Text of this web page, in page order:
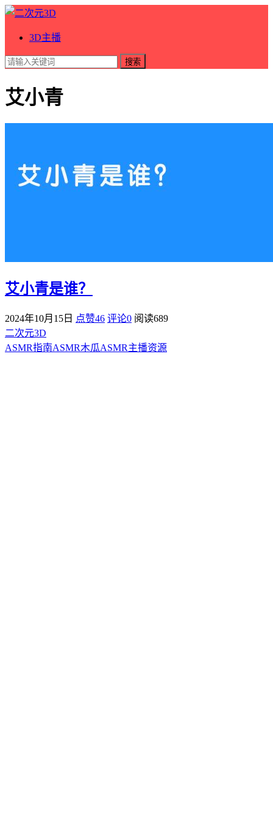
3D主播
搜索
艾小青
艾小青是谁？
2024年10月15日 点赞46 评论0 阅读689
二次元3D
ASMR指南ASMR木瓜ASMR主播资源